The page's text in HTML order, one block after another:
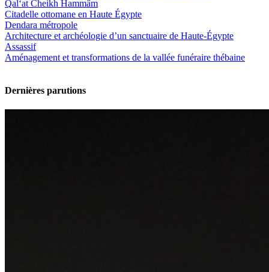
Qal‘at Cheikh Hammâm
Citadelle ottomane en Haute Égypte
Dendara métropole
Architecture et archéologie d’un sanctuaire de Haute-Égypte
Assassif
Aménagement et transformations de la vallée funéraire thébaine
Dernières parutions